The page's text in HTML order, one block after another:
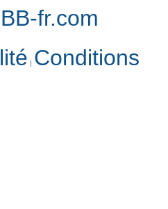
fr.com
| Conditions